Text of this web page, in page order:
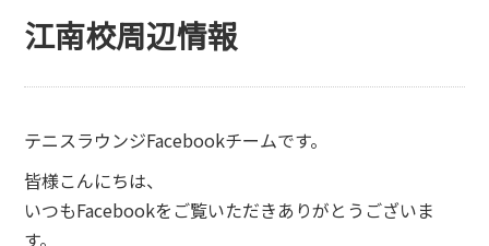
江南校周辺情報
テニスラウンジFacebookチームです。
皆様こんにちは、
いつもFacebookをご覧いただきありがとうございま
す。